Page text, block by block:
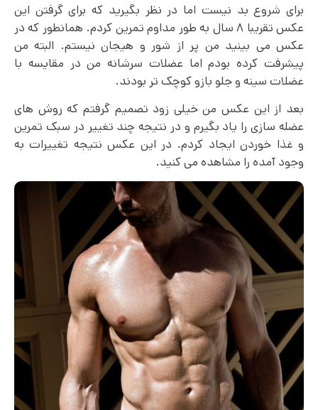
برای شروع بد نیست اما در نظر بگیرید که برای گرفتن این
عکس تقریبا ۸ سال به طور مداوم تمرین کردم. همانطور که در
عکس می بینید من پر از شور و هیجان نیستم. البته من
پیشرفت کرده بودم اما عضلات سرشانه من در مقایسه با
عضلات سینه و جلو بازو کوچک تر بودند.
بعد از این عکس من خیلی زود تصمیم گرفتم که روش های
عضله سازی را یاد بگیرم و در نتیجه چند تغییر در سبک تمرین
و غذا خوردن ایجاد کردم. در این عکس نتیجه تغییرات به
وجود آمده را مشاهده می کنید.